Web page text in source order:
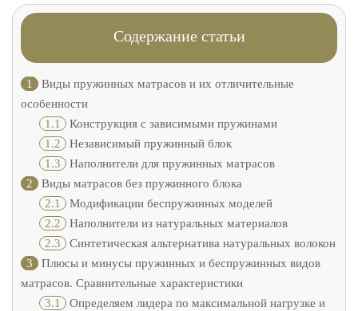
Содержание статьи
1
Виды пружинных матрасов и их отличительные
особенности
1.1 Конструкция с зависимыми пружинами
1.2 Независимый пружинный блок
1.3 Наполнители для пружинных матрасов
2
Виды матрасов без пружинного блока
2.1 Модификации беспружинных моделей
2.2 Наполнители из натуральных материалов
2.3 Синтетическая альтернатива натуральных волокон
3
Плюсы и минусы пружинных и беспружинных видов
матрасов. Сравнительные характеристики
3.1 Определяем лидера по максимальной нагрузке и